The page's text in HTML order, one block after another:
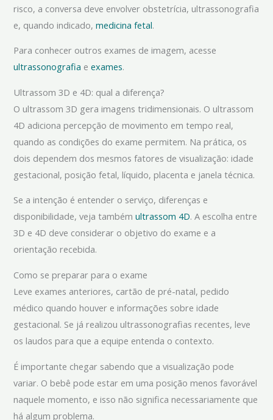
risco, a conversa deve envolver obstetrícia, ultrassonografia
e, quando indicado,medicina fetal.
Para conhecer outros exames de imagem, acesse
ultrassonografia eexames.
Ultrassom 3D e 4D: qual a diferença?
O ultrassom 3D gera imagens tridimensionais. O ultrassom
4D adiciona percepção de movimento em tempo real,
quando as condições do exame permitem. Na prática, os
dois dependem dos mesmos fatores de visualização: idade
gestacional, posição fetal, líquido, placenta e janela técnica.
Se a intenção é entender o serviço, diferenças e
disponibilidade, veja tambémultrassom 4D. A escolha entre
3D e 4D deve considerar o objetivo do exame e a
orientação recebida.
Como se preparar para o exame
Leve exames anteriores, cartão de pré-natal, pedido
médico quando houver e informações sobre idade
gestacional. Se já realizou ultrassonografias recentes, leve
os laudos para que a equipe entenda o contexto.
É importante chegar sabendo que a visualização pode
variar. O bebê pode estar em uma posição menos favorável
naquele momento, e isso não significa necessariamente que
há algum problema.